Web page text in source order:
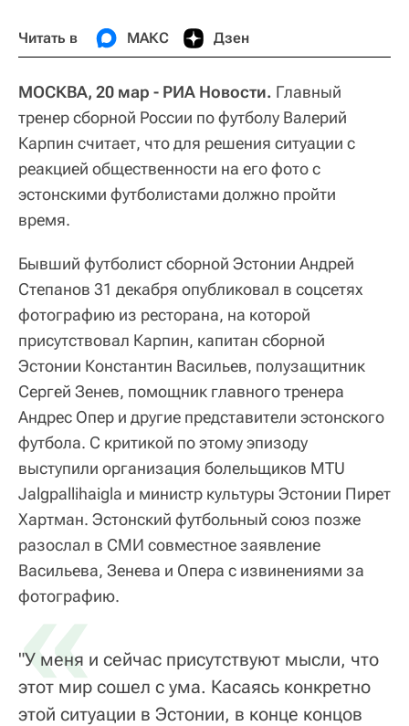
Читать в МАКС Дзен
МОСКВА, 20 мар - РИА Новости. Главный
тренер сборной России по футболу Валерий
Карпин считает, что для решения ситуации с
реакцией общественности на его фото с
эстонскими футболистами должно пройти
время.
Бывший футболист сборной Эстонии Андрей
Степанов 31 декабря опубликовал в соцсетях
фотографию из ресторана, на которой
присутствовал Карпин, капитан сборной
Эстонии Константин Васильев, полузащитник
Сергей Зенев, помощник главного тренера
Андрес Опер и другие представители эстонского
футбола. С критикой по этому эпизоду
выступили организация болельщиков MTU
Jalgpallihaigla и министр культуры Эстонии Пирет
Хартман. Эстонский футбольный союз позже
разослал в СМИ совместное заявление
Васильева, Зенева и Опера с извинениями за
фотографию.
«
"У меня и сейчас присутствуют мысли, что
этот мир сошел с ума. Касаясь конкретно
этой ситуации в Эстонии, в конце концов